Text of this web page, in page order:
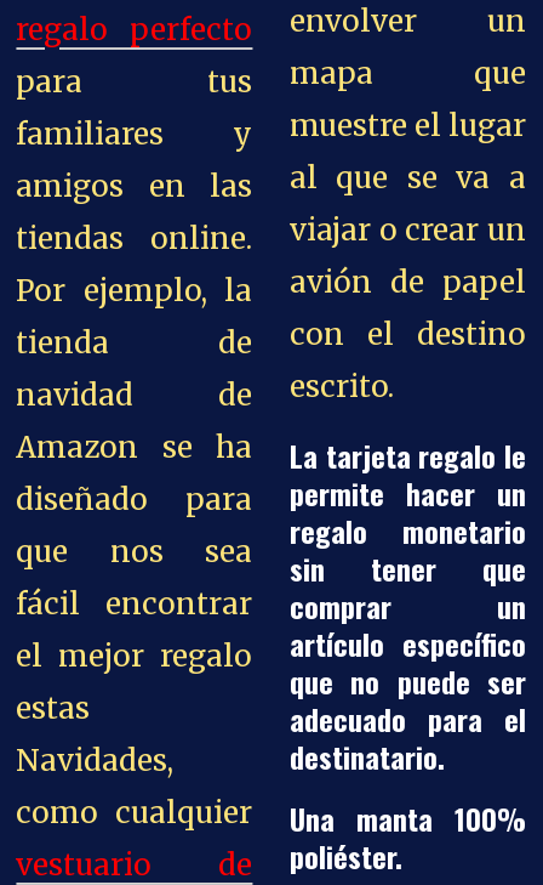
regalo perfecto
para tus
familiares y
amigos en las
tiendas online.
Por ejemplo, la
tienda de
navidad de
Amazon se ha
diseñado para
que nos sea
fácil encontrar
el mejor regalo
estas
Navidades,
como cualquier
vestuario de
envolver un
mapa que
muestre el lugar
al que se va a
viajar o crear un
avión de papel
con el destino
escrito.
La tarjeta regalo le
permite hacer un
regalo monetario
sin tener que
comprar un
artículo específico
que no puede ser
adecuado para el
destinatario.
Una manta 100%
poliéster.